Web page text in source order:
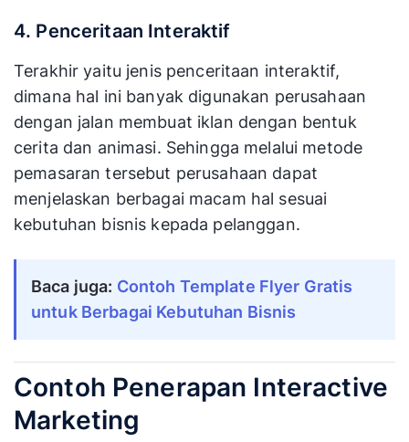
4. Penceritaan Interaktif
Terakhir yaitu jenis penceritaan interaktif,
dimana hal ini banyak digunakan perusahaan
dengan jalan membuat iklan dengan bentuk
cerita dan animasi. Sehingga melalui metode
pemasaran tersebut perusahaan dapat
menjelaskan berbagai macam hal sesuai
kebutuhan bisnis kepada pelanggan.
Baca juga: Contoh Template Flyer Gratis
untuk Berbagai Kebutuhan Bisnis
Contoh Penerapan Interactive
Marketing